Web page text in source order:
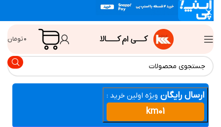
تومان
ارسال رایگان ویژه اولین خرید :
km01